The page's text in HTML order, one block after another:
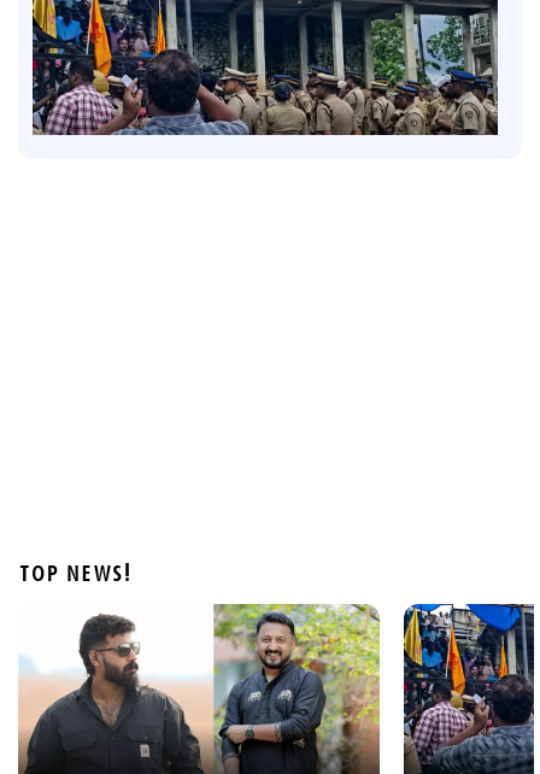
പിണറായി മുഖ്യമന്ത്രിയായിരുന്നപ്പോൾ 148 പേരെ
കടലിൽ കാണാതായി; ആരോപണങ്ങള്‍ക്ക്
മറുപടിയുമായി വി.ഡി
2 hours ago
TOP NEWS!